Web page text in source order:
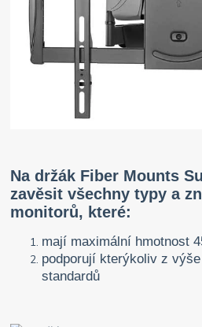
Na držák Fiber Mounts
zavěsit všechny typy a
monitorů, které:
mají maximální hmotnost
podporují kterýkoliv z
standardů